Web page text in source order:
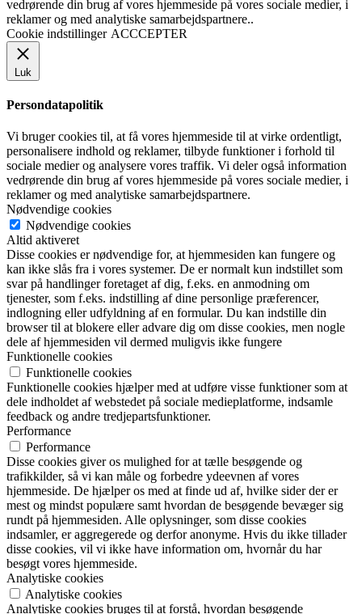
vedrørende din brug af vores hjemmeside på vores sociale medier, i
reklamer og med analytiske samarbejdspartnere..
Cookie indstillinger ACCCEPTER
Luk
Persondatapolitik
Vi bruger cookies til, at få vores hjemmeside til at virke ordentligt,
personalisere indhold og reklamer, tilbyde funktioner i forhold til
sociale medier og analysere vores traffik. Vi deler også information
vedrørende din brug af vores hjemmeside på vores sociale medier, i
reklamer og med analytiske samarbejdspartnere.
Nødvendige cookies
Nødvendige cookies
Altid aktiveret
Disse cookies er nødvendige for, at hjemmesiden kan fungere og
kan ikke slås fra i vores systemer. De er normalt kun indstillet som
svar på handlinger foretaget af dig, f.eks. en anmodning om
tjenester, som f.eks. indstilling af dine personlige præferencer,
indlogning eller udfyldning af en formular. Du kan indstille din
browser til at blokere eller advare dig om disse cookies, men nogle
dele af hjemmesiden vil dermed muligvis ikke fungere
Funktionelle cookies
Funktionelle cookies
Funktionelle cookies hjælper med at udføre visse funktioner som at
dele indholdet af webstedet på sociale medieplatforme, indsamle
feedback og andre tredjepartsfunktioner.
Performance
Performance
Disse cookies giver os mulighed for at tælle besøgende og
trafikkilder, så vi kan måle og forbedre ydeevnen af vores
hjemmeside. De hjælper os med at finde ud af, hvilke sider der er
mest og mindst populære samt hvordan de besøgende bevæger sig
rundt på hjemmesiden. Alle oplysninger, som disse cookies
indsamler, er aggregerede og derfor anonyme. Hvis du ikke tillader
disse cookies, vil vi ikke have information om, hvornår du har
besøgt vores hjemmeside.
Analytiske cookies
Analytiske cookies
Analytiske cookies bruges til at forstå, hvordan besøgende